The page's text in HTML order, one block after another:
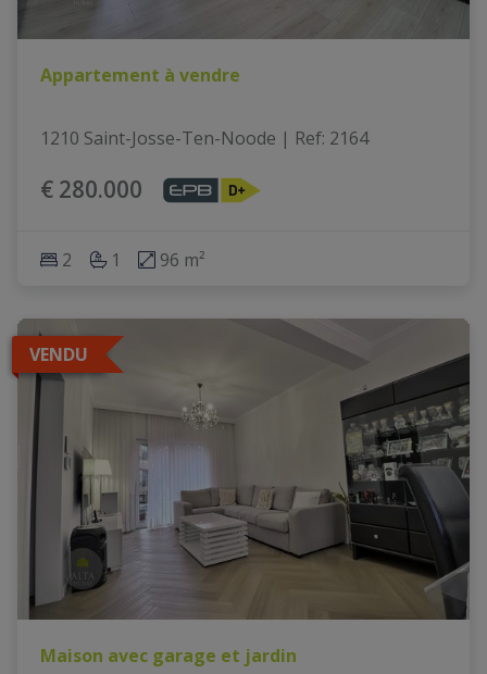
Appartement à vendre
1210 Saint-Josse-Ten-Noode | Ref: 2164
€ 280.000
2 1 96 m²
VENDU
Maison avec garage et jardin